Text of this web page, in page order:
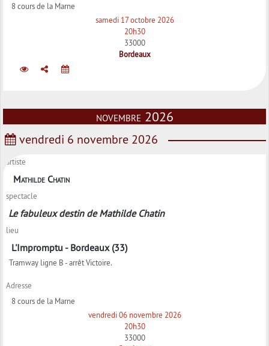
8 cours de la Marne
samedi 17 octobre 2026
20h30
33000
Bordeaux
novembre 2026
vendredi 6 novembre 2026
artiste
Mathilde Chatin
spectacle
Le fabuleux destin de Mathilde Chatin
lieu
L'Impromptu - Bordeaux (33)
Tramway ligne B - arrêt Victoire.
Adresse
8 cours de la Marne
vendredi 06 novembre 2026
20h30
33000